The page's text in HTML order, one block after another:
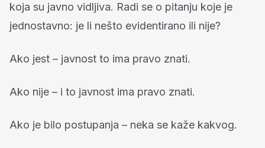
koja su javno vidljiva. Radi se o pitanju koje je
jednostavno: je li nešto evidentirano ili nije?
Ako jest – javnost to ima pravo znati.
Ako nije – i to javnost ima pravo znati.
Ako je bilo postupanja – neka se kaže kakvog.